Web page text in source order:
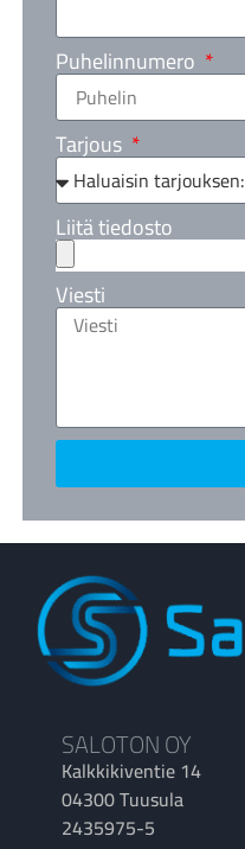
Puhelinnumero
Tarjous
Liitä tiedosto
Viesti
SALOTON OY
Kalkkikiventie 14
04300 Tuusula
2435975-5